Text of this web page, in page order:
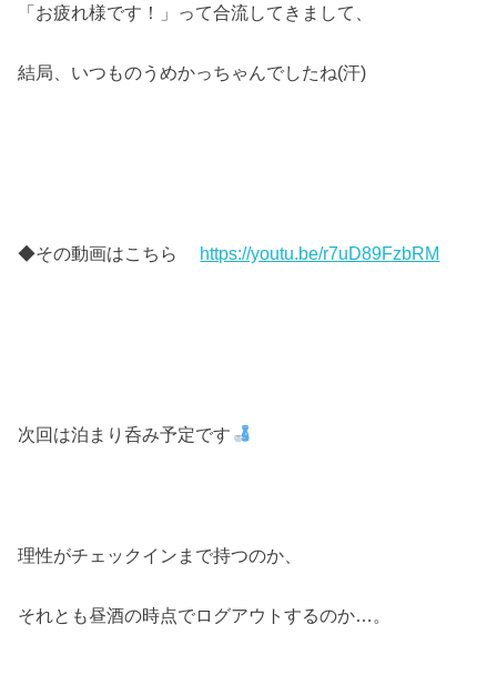
「お疲れ様です！」って合流してきまして、
結局、いつものうめかっちゃんでしたね(汗)
◆その動画はこちら https://youtu.be/r7uD89FzbRM
次回は泊まり呑み予定です
理性がチェックインまで持つのか、
それとも昼酒の時点でログアウトするのか…。